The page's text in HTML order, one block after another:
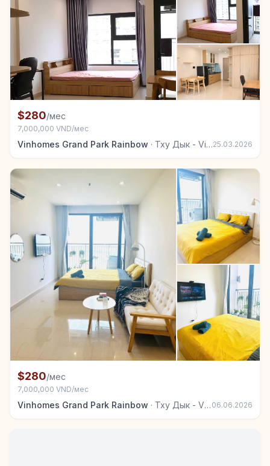
Комната в аренду в Тху Дык - Vinhomes Grand Park
$280/мес
7,000,000 VND/мес
Vinhomes Grand Park Rainbow · Тху Дык - Vinhomes Grand Park 25.03.2026
Комната в аренду в Тху Дык - Vinhomes Grand Park
$280/мес
7,000,000 VND/мес
Vinhomes Grand Park Rainbow · Тху Дык - Vinhomes Grand Park 06.06.2026